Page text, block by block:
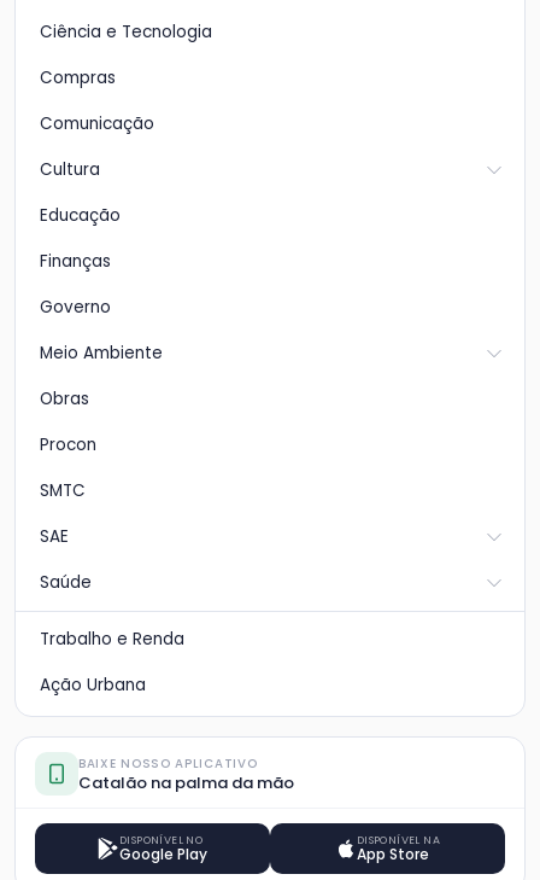
Ciência e Tecnologia
Compras
Comunicação
Cultura
Educação
Finanças
Governo
Meio Ambiente
Obras
Procon
SMTC
SAE
Saúde
Trabalho e Renda
Ação Urbana
BAIXE NOSSO APLICATIVO
Catalão na palma da mão
DISPONÍVEL NO
Google Play
DISPONÍVEL NA
App Store